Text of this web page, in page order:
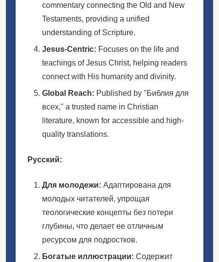
commentary connecting the Old and New
Testaments, providing a unified
understanding of Scripture.
Jesus-Centric: Focuses on the life and
teachings of Jesus Christ, helping readers
connect with His humanity and divinity.
Global Reach: Published by "Библия для
всех," a trusted name in Christian
literature, known for accessible and high-
quality translations.
Русский:
Для молодежи: Адаптирована для
молодых читателей, упрощая
теологические концепты без потери
глубины, что делает ее отличным
ресурсом для подростков.
Богатые иллюстрации: Содержит